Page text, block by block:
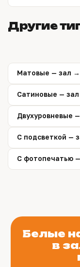
Другие
Матовые — зал →
Сатиновые —
Двухуровневые
С подсветкой —
С фотопечатью
Белые
в